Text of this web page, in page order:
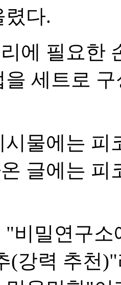
렸다.
에 필요한
을 세트로
시물에는 피
글에는 피
"비밀연구
(강력 추천